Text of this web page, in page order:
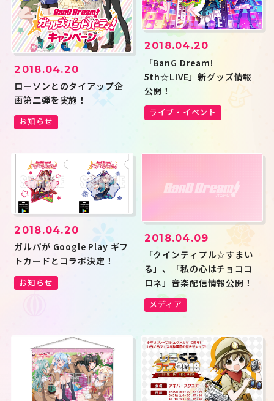
2018.04.20
お知らせ
ローソンとのタイアップ企
画第二弾を実施！
2018.04.20
ライブ・イベント
「BanG Dream!
5th☆LIVE」新グッズ情報
公開！
2018.04.20
お知らせ
ガルパが Google Play ギフ
トカードとコラボ決定！
2018.04.09
メディア
「クインティプル☆すまい
る」、「私の心はチョココ
ロネ」音楽配信情報公開！